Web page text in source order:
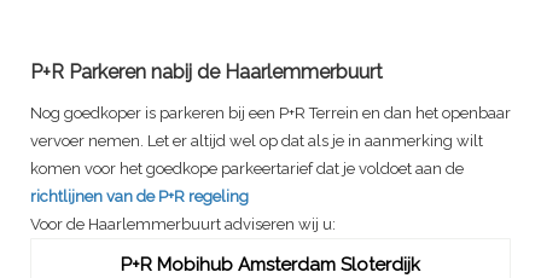
P+R Parkeren nabij de Haarlemmerbuurt
Nog goedkoper is parkeren bij een P+R Terrein en dan het openbaar
vervoer nemen. Let er altijd wel op dat als je in aanmerking wilt
komen voor het goedkope parkeertarief dat je voldoet aan de
richtlijnen van de P+R regeling
Voor de Haarlemmerbuurt adviseren wij u:
P+R Mobihub Amsterdam Sloterdijk